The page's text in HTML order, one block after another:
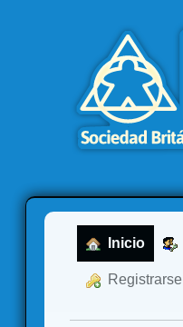
Inicio
Registrarse